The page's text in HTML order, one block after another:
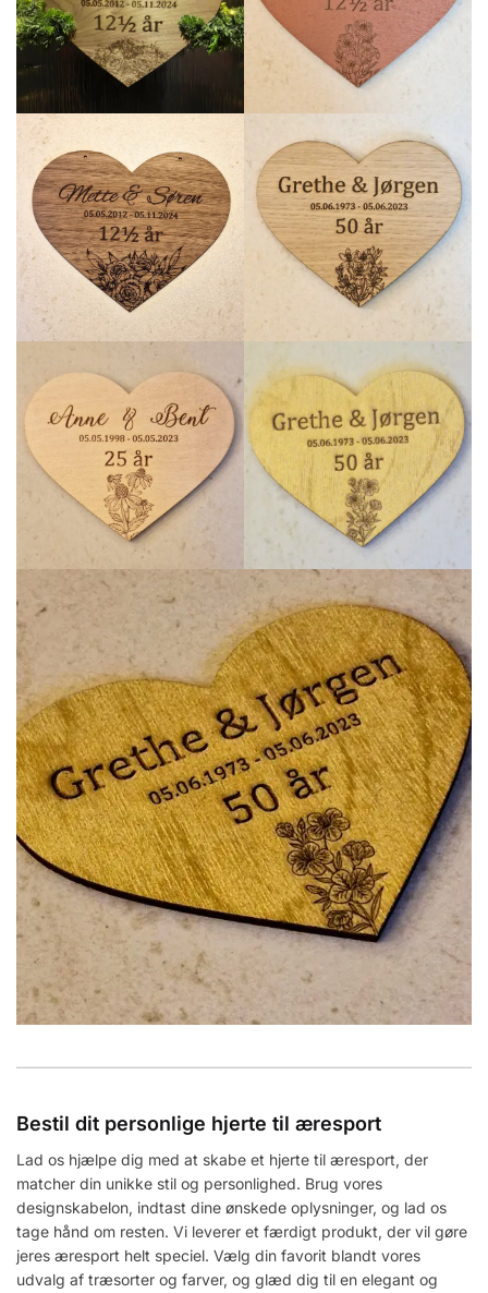
Bestil dit personlige hjerte til æresport
Lad os hjælpe dig med at skabe et hjerte til æresport, der
matcher din unikke stil og personlighed. Brug vores
designskabelon, indtast dine ønskede oplysninger, og lad os
tage hånd om resten. Vi leverer et færdigt produkt, der vil gøre
jeres æresport helt speciel. Vælg din favorit blandt vores
udvalg af træsorter og farver, og glæd dig til en elegant og